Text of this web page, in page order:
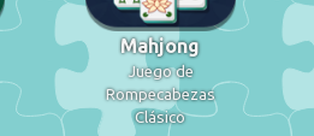
Mahjong
Juego de
Rompecabezas
Clásico